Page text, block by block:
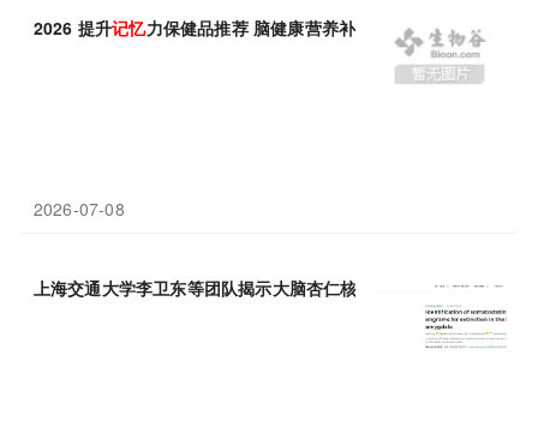
2026 提升记忆力保健品推荐 脑健康营养补充行业观察
2026-07-08
上海交通大学李卫东等团队揭示大脑杏仁核中存在特定的“安全记忆